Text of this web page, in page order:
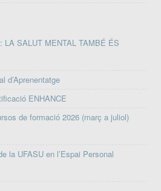
LA SALUT MENTAL TAMBÉ ÉS
d’Aprenentatge
ENHANCE
de formació 2026 (març a juliol)
la UFASU en l’Espai Personal